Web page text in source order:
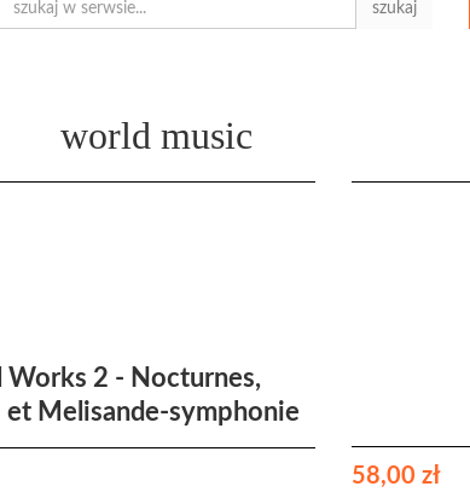
szukaj
world music
Works 2 - Nocturnes,
et Melisande-symphonie
58,00 zł